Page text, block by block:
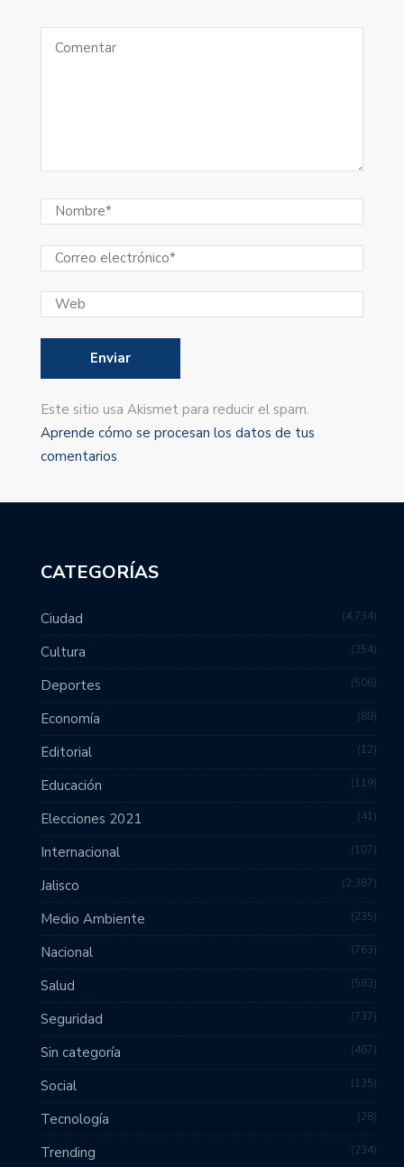
Este sitio usa Akismet para reducir el spam.
Aprende cómo se procesan los datos de tus
comentarios.
CATEGORÍAS
Ciudad 4,734
Cultura 354
Deportes 506
Economía 89
Editorial 12
Educación 119
Elecciones 2021 41
Internacional 107
Jalisco 2,387
Medio Ambiente 235
Nacional 763
Salud 583
Seguridad 737
Sin categoría 467
Social 135
Tecnología 28
Trending 234